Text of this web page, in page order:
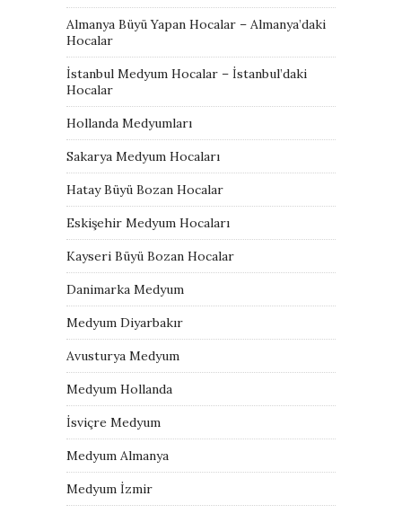
Almanya Büyü Yapan Hocalar – Almanya’daki
Hocalar
İstanbul Medyum Hocalar – İstanbul’daki
Hocalar
Hollanda Medyumları
Sakarya Medyum Hocaları
Hatay Büyü Bozan Hocalar
Eskişehir Medyum Hocaları
Kayseri Büyü Bozan Hocalar
Danimarka Medyum
Medyum Diyarbakır
Avusturya Medyum
Medyum Hollanda
İsviçre Medyum
Medyum Almanya
Medyum İzmir